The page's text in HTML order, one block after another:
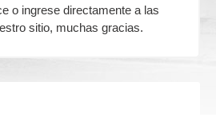
o ingrese directamente a las
sitio, muchas gracias.